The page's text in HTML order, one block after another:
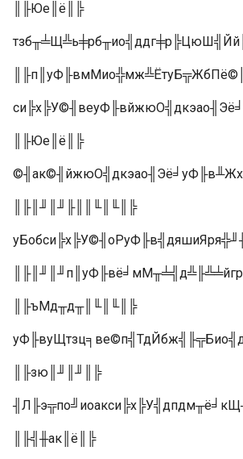
║╟Юе║ё║╠
║╟Юе║ё║╠
║╟║╜║╜╟║║╙║╙║╠
║╟ъМд╥д╥║╙║╙║╠
║╟зю║╜║╜║╠
║╟╣╫ак║ё║╠